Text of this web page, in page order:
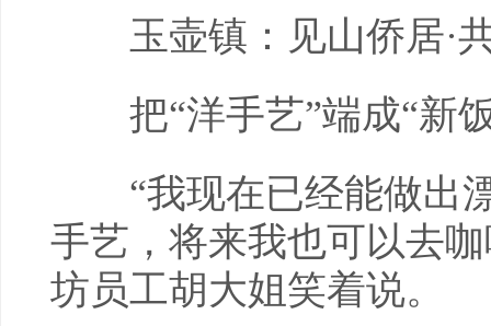
玉壶镇：见山侨居·
把“洋手艺”端成“新
“我现在已经能做出漂
手艺，将来我也可以去
坊员工胡大姐笑着说。